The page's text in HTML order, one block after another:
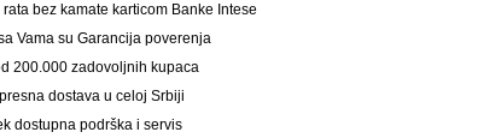
bez kamate karticom Banke Intese
Vama su Garancija poverenja
200.000 zadovoljnih kupaca
dostava u celoj Srbiji
dostupna podrška i servis